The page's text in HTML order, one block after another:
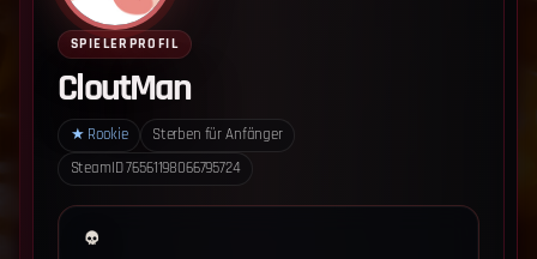
SPIELERPROFIL
CloutMan
★ Rookie
Sterben für Anfänger
SteamID76561198066795724
ImpressumDatenschutz
Cookie-Einstellungen
Sterben für Anfänger - Alle Rechte vorbehalten.
Datenschutz-Einstellungen